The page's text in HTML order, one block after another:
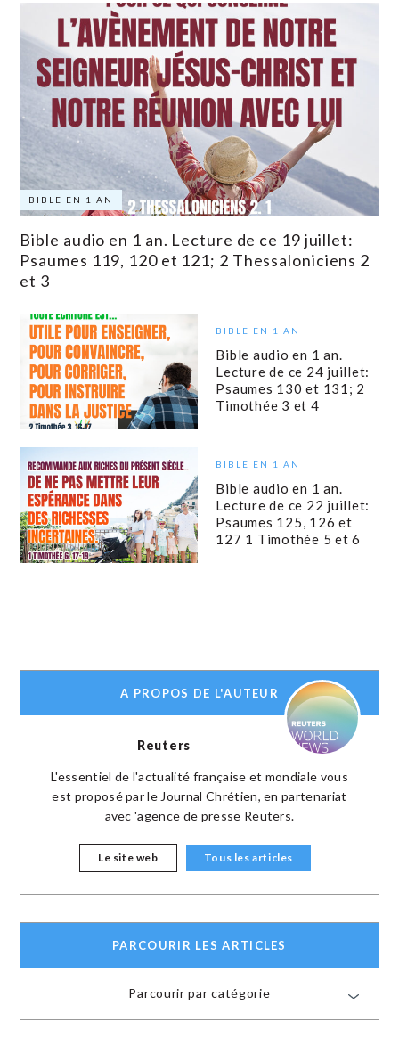
BIBLE EN 1 AN
Bible audio en 1 an. Lecture de ce 19 juillet:
Psaumes 119, 120 et 121; 2 Thessaloniciens 2
et 3
BIBLE EN 1 AN
Bible audio en 1 an.
Lecture de ce 24 juillet:
Psaumes 130 et 131; 2
Timothée 3 et 4
BIBLE EN 1 AN
Bible audio en 1 an.
Lecture de ce 22 juillet:
Psaumes 125, 126 et
127 1 Timothée 5 et 6
A PROPOS DE L'AUTEUR
Reuters
L'essentiel de l'actualité française et mondiale vous
est proposé par le Journal Chrétien, en partenariat
avec 'agence de presse Reuters.
Le site web Tous les articles
PARCOURIR LES ARTICLES
Parcourir par catégorie